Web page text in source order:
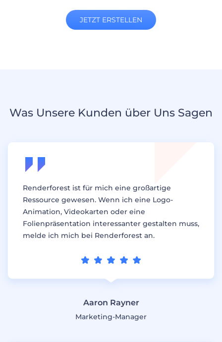
JETZT ERSTELLEN
Was Unsere Kunden über Uns Sagen
Renderforest ist für mich eine großartige
Ressource gewesen. Wenn ich eine Logo-
Animation, Videokarten oder eine
Folienpräsentation interessanter gestalten muss,
melde ich mich bei Renderforest an.
Aaron Rayner
Marketing-Manager